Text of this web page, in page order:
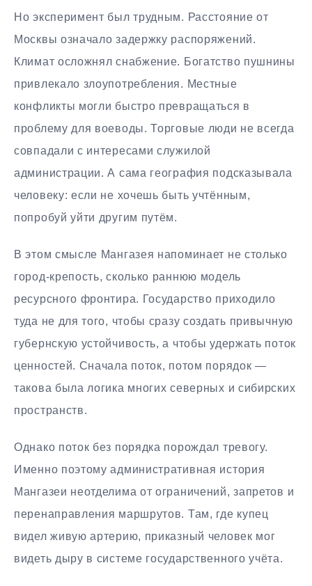
Но эксперимент был трудным. Расстояние от
Москвы означало задержку распоряжений.
Климат осложнял снабжение. Богатство пушнины
привлекало злоупотребления. Местные
конфликты могли быстро превращаться в
проблему для воеводы. Торговые люди не всегда
совпадали с интересами служилой
администрации. А сама география подсказывала
человеку: если не хочешь быть учтённым,
попробуй уйти другим путём.
В этом смысле Мангазея напоминает не столько
город-крепость, сколько раннюю модель
ресурсного фронтира. Государство приходило
туда не для того, чтобы сразу создать привычную
губернскую устойчивость, а чтобы удержать поток
ценностей. Сначала поток, потом порядок —
такова была логика многих северных и сибирских
пространств.
Однако поток без порядка порождал тревогу.
Именно поэтому административная история
Мангазеи неотделима от ограничений, запретов и
перенаправления маршрутов. Там, где купец
видел живую артерию, приказный человек мог
видеть дыру в системе государственного учёта.